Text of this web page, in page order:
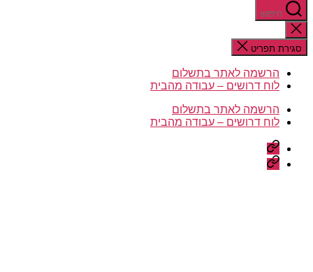
חיפוש
סגירת
החיפוש
סגירת תפריט
הרשמה לאתר בתשלום
לוח דרושים – עבודה מהבית
הרשמה לאתר בתשלום
לוח דרושים – עבודה מהבית
הרשמה
לאתר
בתשלום
לוח
דרושים